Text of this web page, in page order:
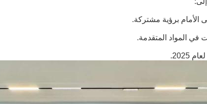
الأمام برؤية مشتركة.
في المواد المتقدمة.